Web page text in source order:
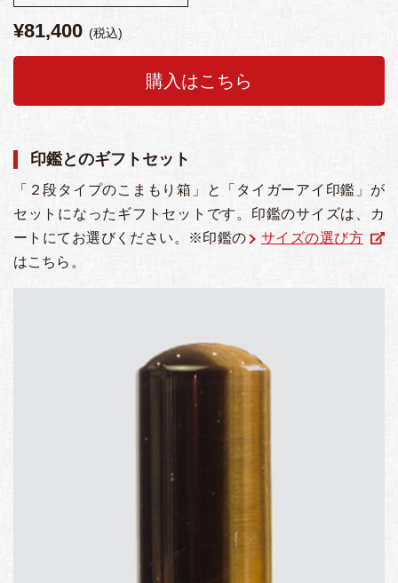
¥81,400 税込
購入はこちら
印鑑とのギフトセット
「２段タイプのこまもり箱」と「タイガーアイ印鑑」が
セットになったギフトセットです。印鑑のサイズは、カ
ートにてお選びください。※印鑑の
サイズの選び方
はこちら。